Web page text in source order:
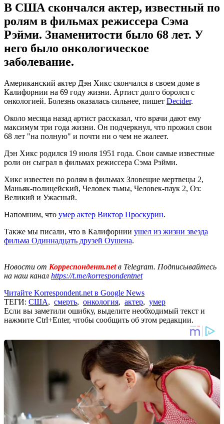
В США скончался актер, известный по
ролям в фильмах режиссера Сэма
Рэйми. Знаменитости было 68 лет. У
него было онкологическое
заболевание.
Американский актер Дэн Хикс скончался в своем доме в
Калифорнии на 69 году жизни. Артист долго боролся с
онкологией. Болезнь оказалась сильнее, пишет Decider.
Около месяца назад артист рассказал, что врачи дают ему
максимум три года жизни. Он подчеркнул, что прожил свои
68 лет "на полную" и почти ни о чем не жалеет.
Дэн Хикс родился 19 июля 1951 года. Свои самые известные
роли он сыграл в фильмах режиссера Сэма Рэйми.
Хикс известен по ролям в фильмах Зловещие мертвецы 2,
Маньяк-полицейский, Человек тьмы, Человек-паук 2, Оз:
Великий и Ужасный.
Напомним, что умер актер Виктор Проскурин.
Также мы писали, что в Калифорнии ушел из жизни звезда
фильма Одиннадцать друзей Оушена.
Новости от Корреспондент.netв Telegram. Подписывайтесь
на наш канал https://t.me/korrespondentnet
Читайте Korrespondent.net в Google News
ТЕГИ: США, смерть, онкология, актер, умер
Если вы заметили ошибку, выделите необходимый текст и
нажмите Ctrl+Enter, чтобы сообщить об этом редакции.